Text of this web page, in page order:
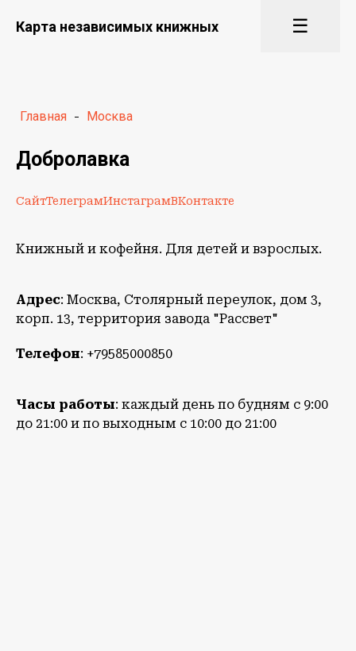
Карта независимых книжных ☰
Главная - Москва
Добролавка
СайтТелеграмИнстаграмВКонтакте
Книжный и кофейня. Для детей и взрослых.
Адрес: Москва, Столярный переулок, дом 3,
корп. 13, территория завода "Рассвет"
Телефон: +79585000850
Часы работы: каждый день по будням с 9:00
до 21:00 и по выходным с 10:00 до 21:00